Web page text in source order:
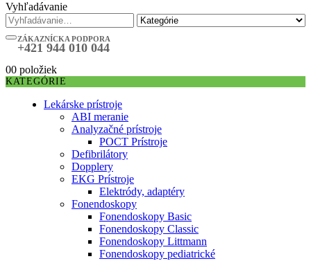
Vyhľadávanie
ZÁKAZNÍCKA PODPORA
+421 944 010 044
00 položiek
KATEGÓRIE
Lekárske prístroje
ABI meranie
Analyzačné prístroje
POCT Prístroje
Defibrilátory
Dopplery
EKG Prístroje
Elektródy, adaptéry
Fonendoskopy
Fonendoskopy Basic
Fonendoskopy Classic
Fonendoskopy Littmann
Fonendoskopy pediatrické